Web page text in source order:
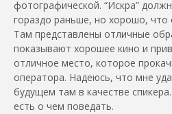
фотографической. “Искра”
гораздо раньше, но хорошо, что
Там представлены отличные
показывают хорошее кино и
отличное место, которое
оператора. Надеюсь, что мне
будущем там в качестве
есть о чем поведать.